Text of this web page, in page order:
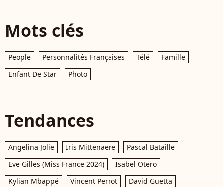
Mots clés
People Personnalités Françaises Télé
Famille
Enfant De Star
Photo
Tendances
Angelina Jolie Iris Mittenaere
Pascal Bataille
Eve Gilles (Miss France 2024)
Isabel Otero
Kylian Mbappé
Vincent Perrot David Guetta